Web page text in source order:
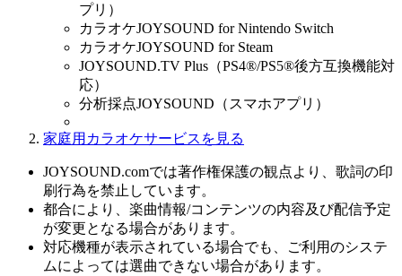
プリ）
カラオケJOYSOUND for Nintendo Switch
カラオケJOYSOUND for Steam
JOYSOUND.TV Plus（PS4®/PS5®後方互換機能対
応）
分析採点JOYSOUND（スマホアプリ）
家庭用カラオケサービスを見る
JOYSOUND.comでは著作権保護の観点より、歌詞の印
刷行為を禁止しています。
都合により、楽曲情報/コンテンツの内容及び配信予定
が変更となる場合があります。
対応機種が表示されている場合でも、ご利用のシステ
ムによっては選曲できない場合があります。